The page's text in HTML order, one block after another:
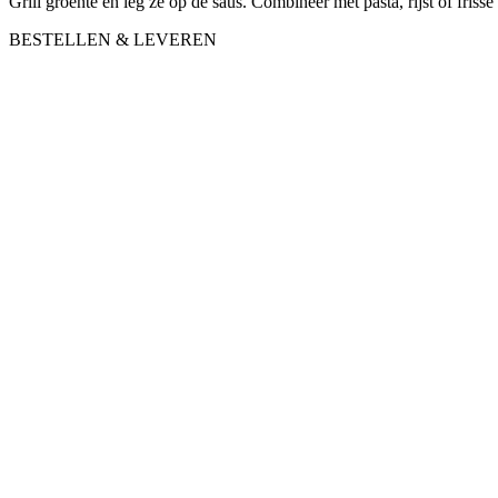
BESTELLEN & LEVEREN